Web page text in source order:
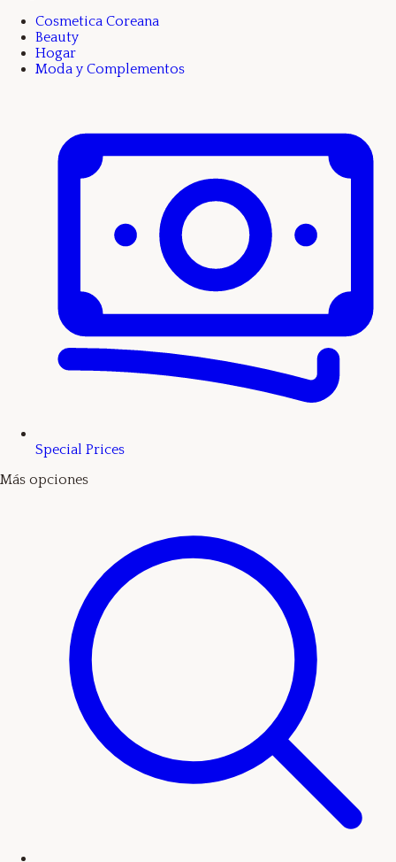
Cosmetica Coreana
Beauty
Hogar
Moda y Complementos
Special Prices
Más opciones